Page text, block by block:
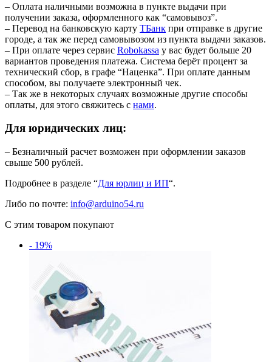
– Оплата наличными возможна в пункте выдачи при
получении заказа, оформленного как “самовывоз”.
– Перевод на банковскую карту TБанк при отправке в другие
городе, а так же перед самовывозом из пункта выдачи заказов.
– При оплате через сервис Robokassa у вас будет больше 20
вариантов проведения платежа. Система берёт процент за
технический сбор, в графе “Наценка”. При оплате данным
способом, вы получаете электронный чек.
– Так же в некоторых случаях возможные другие способы
оплаты, для этого свяжитесь с нами.
Для юридических лиц:
– Безналичный расчет возможен при оформлении заказов
свыше 500 рублей.
Подробнее в разделе “Для юрлиц и ИП“.
Либо по почте: info@arduino54.ru
С этим товаром покупают
- 19%